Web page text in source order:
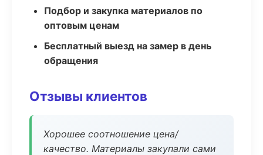
Подбор и закупка материалов по
оптовым ценам
Бесплатный выезд на замер в день
обращения
Отзывы клиентов
Хорошее соотношение цена/
качество. Материалы закупали сами